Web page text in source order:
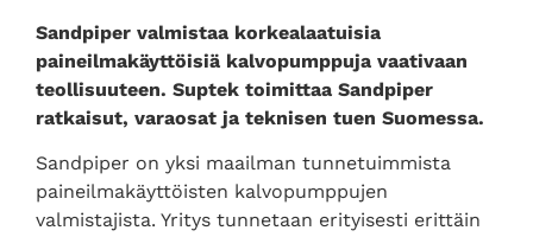
Sandpiper valmistaa korkealaatuisia
paineilmakäyttöisiä kalvopumppuja vaativaan
teollisuuteen. Suptek toimittaa Sandpiper
ratkaisut, varaosat ja teknisen tuen Suomessa.
Sandpiper on yksi maailman tunnetuimmista
paineilmakäyttöisten kalvopumppujen
valmistajista. Yritys tunnetaan erityisesti erittäin